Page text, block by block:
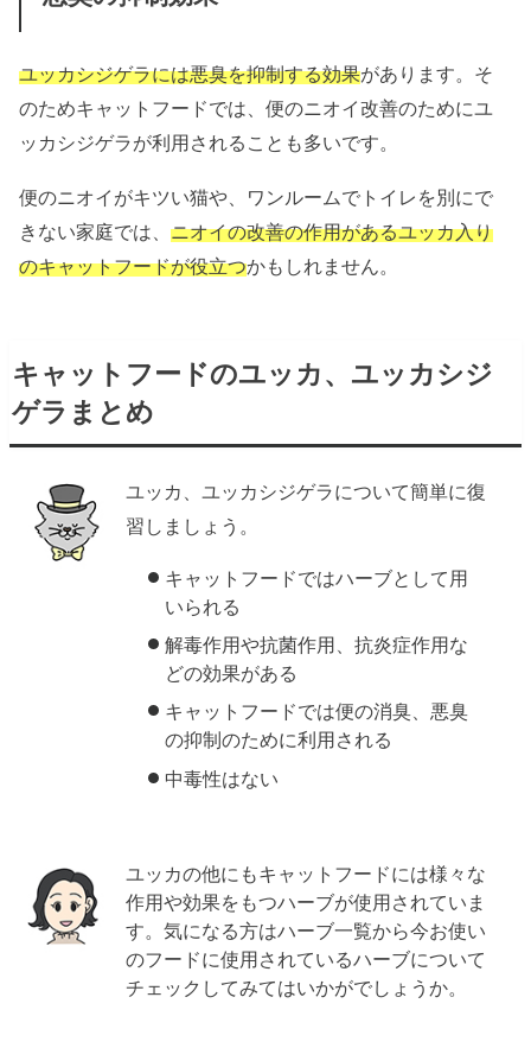
ユッカシジゲラには悪臭を抑制する効果があります。そ
のためキャットフードでは、便のニオイ改善のためにユ
ッカシジゲラが利用されることも多いです。
便のニオイがキツい猫や、ワンルームでトイレを別にで
きない家庭では、ニオイの改善の作用があるユッカ入り
のキャットフードが役立つかもしれません。
キャットフードのユッカ、ユッカシジ
ゲラまとめ
ユッカ、ユッカシジゲラについて簡単に復
習しましょう。
キャットフードではハーブとして用
いられる
解毒作用や抗菌作用、抗炎症作用な
どの効果がある
キャットフードでは便の消臭、悪臭
の抑制のために利用される
中毒性はない
ユッカの他にもキャットフードには様々な
作用や効果をもつハーブが使用されていま
す。気になる方はハーブ一覧から今お使い
のフードに使用されているハーブについて
チェックしてみてはいかがでしょうか。